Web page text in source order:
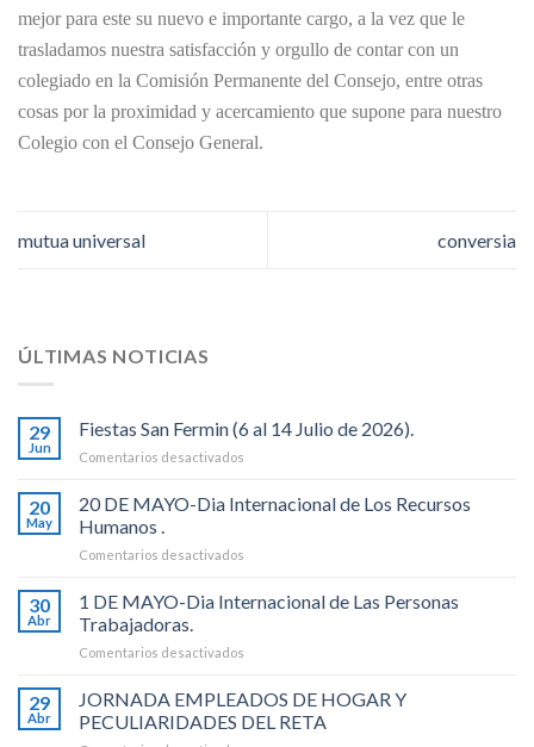
mejor para este su nuevo e importante cargo, a la vez que le
trasladamos nuestra satisfacción y orgullo de contar con un
colegiado en la Comisión Permanente del Consejo, entre otras
cosas por la proximidad y acercamiento que supone para nuestro
Colegio con el Consejo General.
mutua universal conversia
ÚLTIMAS NOTICIAS
29
Jun
Fiestas San Fermin (6 al 14 Julio de 2026).
Comentarios desactivados
San
Julio
20
May
20 DE MAYO-Dia Internacional de Los Recursos
Humanos .
Comentarios desactivados
Los
Recursos
30
Abr
1 DE MAYO-Dia Internacional de Las Personas
Trabajadoras.
Comentarios desactivados
DE
Dia
29
Abr
JORNADA EMPLEADOS DE HOGAR Y
PECULIARIDADES DEL RETA